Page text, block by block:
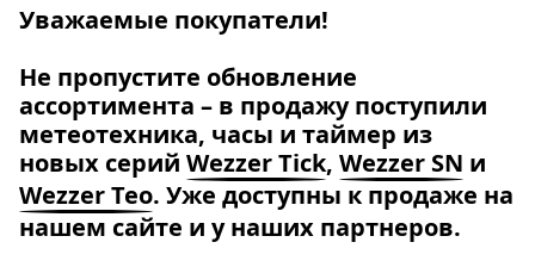
Уважаемые покупатели!
Не пропустите обновление
ассортимента – в продажу поступили
метеотехника, часы и таймер из
новых серий Wezzer Tick, Wezzer SN и
Wezzer Teo. Уже доступны к продаже на
нашем сайте и у наших партнеров.